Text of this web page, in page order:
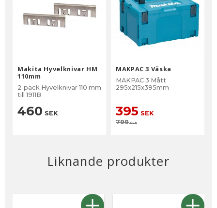
Makita Hyvelknivar HM
110mm
2-pack Hyvelknivar 110 mm
till 1911B
460 SEK
MAKPAC 3 Väska
MAKPAC 3 Mått
295x215x395mm
395 SEK
799SEK
Liknande produkter